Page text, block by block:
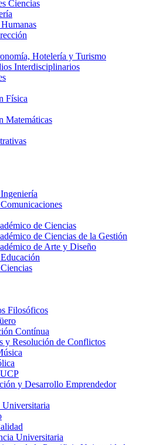
Ciencias
Hotelería y Turismo
Interdisciplinarios
Física
Matemáticas
de Ciencias
de Ciencias de la Gestión
de Arte y Diseño
Filosóficos
Contínua
y Resolución de Conflictos
y Desarrollo Emprendedor
Universitaria